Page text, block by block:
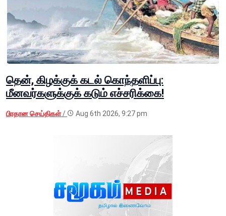
தென், கிழக்குக் கடல் கொந்தளிப்பு:
மீனவர்களுக்குக் கடும் எச்சரிக்கை!
பிரதான செய்திகள்/ Aug 6th 2026, 9:27 pm